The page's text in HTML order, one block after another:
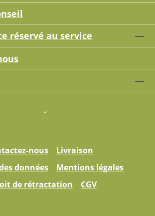
réservé au service
nous
Livraison
données
Mentions légales
de rétractation
CGV